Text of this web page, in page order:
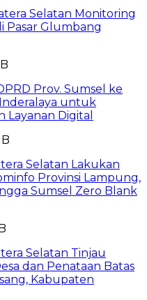
Selatan Monitoring
Pasar Glumbang
Prov. Sumsel ke
untuk
Digital
Selatan Lakukan
Provinsi Lampung,
Sumsel Zero Blank
Selatan Tinjau
dan Penataan Batas
Kabupaten